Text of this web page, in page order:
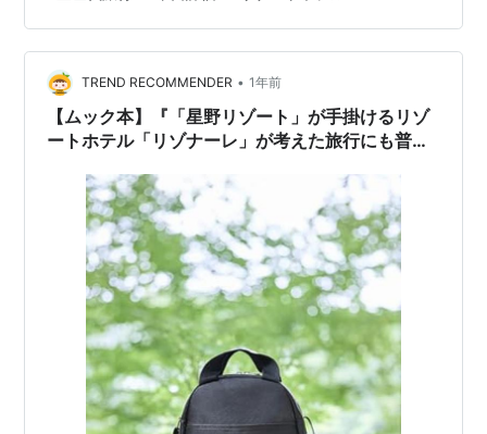
に備えてコンビニに立ち寄る 11:16八王子インターから、
渋滞中の高速へ 藤野を過ぎたあたりで渋滞は解消しまし
たが、サー…
TREND RECOMMENDER • 1年前
【ムック本】『「星野リゾート」が手掛けるリゾ
ートホテル「リゾナーレ」が考えた旅行にも普段
ッグBOOK』2025年10月6日発売